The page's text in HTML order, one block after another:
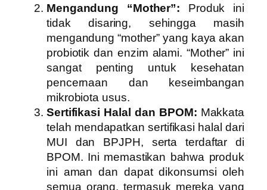
Mengandung “Mother”: Produk ini
tidak disaring, sehingga masih
mengandung “mother” yang kaya akan
probiotik dan enzim alami. “Mother” ini
sangat penting untuk kesehatan
pencernaan dan keseimbangan
mikrobiota usus.
Sertifikasi Halal dan BPOM: Makkata
telah mendapatkan sertifikasi halal dari
MUI dan BPJPH, serta terdaftar di
BPOM. Ini memastikan bahwa produk
ini aman dan dapat dikonsumsi oleh
semua orang, termasuk mereka yang